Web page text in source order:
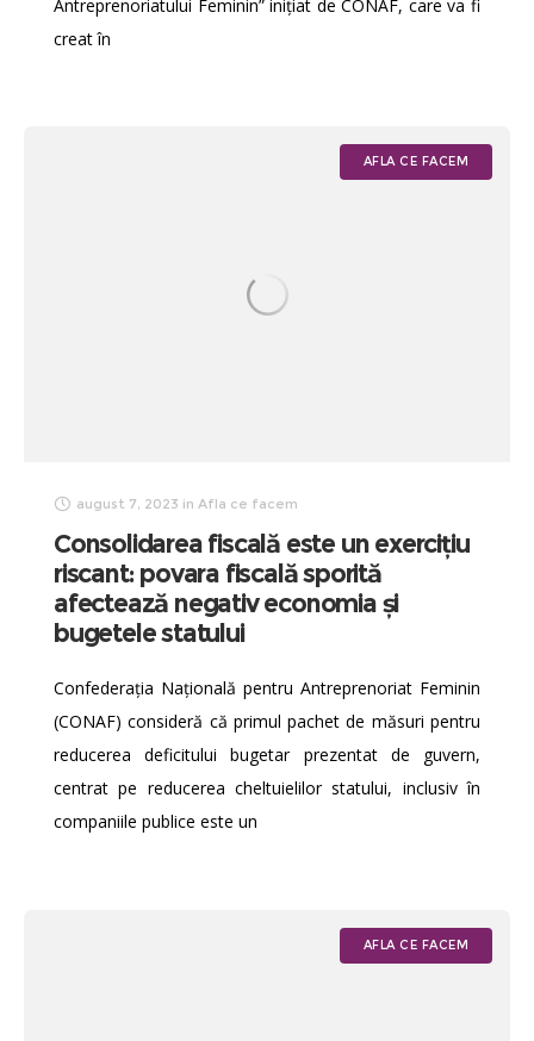
Antreprenoriatului Feminin” inițiat de CONAF, care va fi
creat în
AFLA CE FACEM
august 7, 2023 in Afla ce facem
Consolidarea fiscală este un exercițiu
riscant: povara fiscală sporită
afectează negativ economia și
bugetele statului
Confederația Națională pentru Antreprenoriat Feminin
(CONAF) consideră că primul pachet de măsuri pentru
reducerea deficitului bugetar prezentat de guvern,
centrat pe reducerea cheltuielilor statului, inclusiv în
companiile publice este un
AFLA CE FACEM